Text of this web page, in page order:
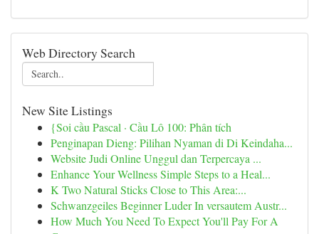
Web Directory Search
New Site Listings
{Soi cầu Pascal · Cầu Lô 100: Phân tích
Penginapan Dieng: Pilihan Nyaman di Di Keindaha...
Website Judi Online Unggul dan Terpercaya ...
Enhance Your Wellness Simple Steps to a Heal...
K Two Natural Sticks Close to This Area:...
Schwanzgeiles Beginner Luder In versautem Austr...
How Much You Need To Expect You'll Pay For A